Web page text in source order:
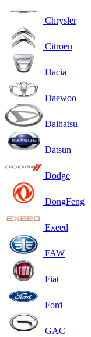
Chrysler
Citroen
Dacia
Daewoo
Daihatsu
Datsun
Dodge
DongFeng
Exeed
FAW
Fiat
Ford
GAC